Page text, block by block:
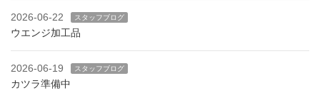
2026-06-22 スタッフブログ
ウエンジ加工品
2026-06-19 スタッフブログ
カツラ準備中